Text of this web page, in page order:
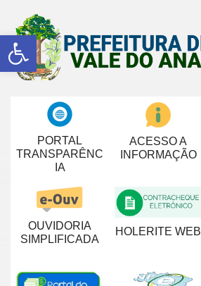
Abrir a barra de ferramentas
PORTAL
TRANSPARÊNC
IA
ACESSO A
INFORMAÇÃO
OUVIDORIA
SIMPLIFICADA
HOLERITE WEB